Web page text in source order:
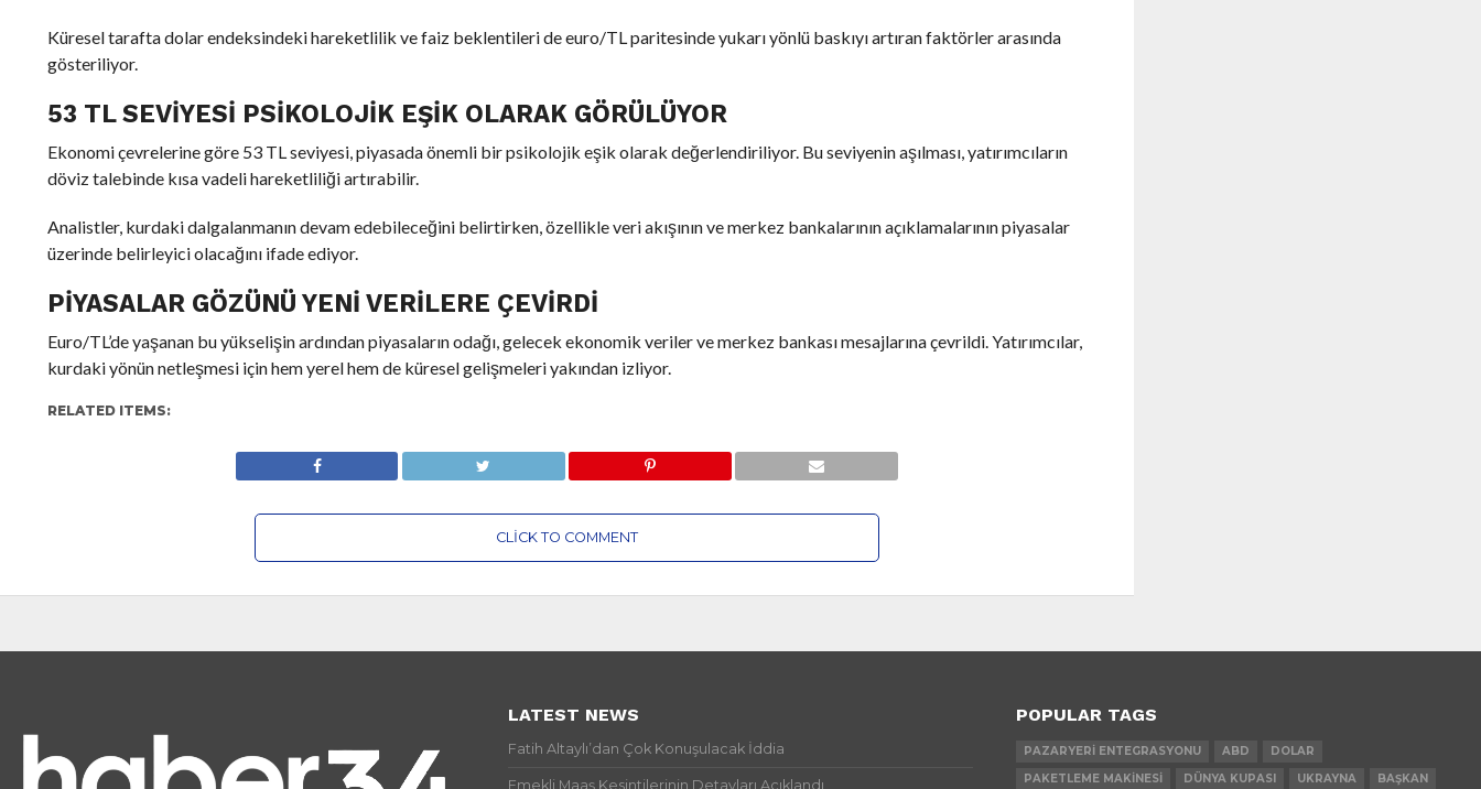
Küresel tarafta dolar endeksindeki hareketlilik ve faiz beklentileri de euro/TL paritesinde yukarı yönlü baskıyı artıran faktörler arasında
gösteriliyor.
53 TL SEVIYESI PSIKOLOJIK EŞIK OLARAK GÖRÜLÜYOR
Ekonomi çevrelerine göre 53 TL seviyesi, piyasada önemli bir psikolojik eşik olarak değerlendiriliyor. Bu seviyenin aşılması, yatırımcıların
döviz talebinde kısa vadeli hareketliliği artırabilir.
Analistler, kurdaki dalgalanmanın devam edebileceğini belirtirken, özellikle veri akışının ve merkez bankalarının açıklamalarının piyasalar
üzerinde belirleyici olacağını ifade ediyor.
PIYASALAR GÖZÜNÜ YENI VERILERE ÇEVIRDI
Euro/TL’de yaşanan bu yükselişin ardından piyasaların odağı, gelecek ekonomik veriler ve merkez bankası mesajlarına çevrildi. Yatırımcılar,
kurdaki yönün netleşmesi için hem yerel hem de küresel gelişmeleri yakından izliyor.
RELATED ITEMS:
CLICK TO COMMENT
LATEST NEWS
Fatih Altaylı’dan Çok Konuşulacak İddia
Emekli Maaş Kesintilerinin Detayları Açıklandı
POPULAR TAGS
PAZARYERI ENTEGRASYONU ABD
DOLAR
PAKETLEME MAKINESI
DÜNYA KUPASI UKRAYNA BAŞKAN